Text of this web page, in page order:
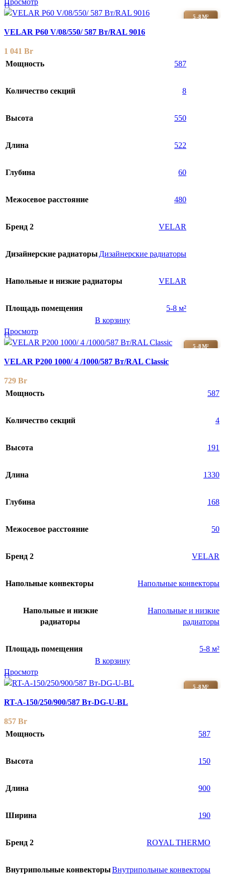
5-8М²
VELAR P60 V/08/550/ 587 Bт/RAL 9016
1 041 Br
Мощность
587
Количество секций 8
Высота 550
Длина 522
Глубина 60
Межосевое расстояние 480
Бренд 2 VELAR
Дизайнерские радиаторы Дизайнерские радиаторы
Напольные и низкие радиаторы VELAR
Площадь помещения
5-8 м²
В корзину
Просмотр
5-8М²
VELAR P200 1000/ 4 /1000/587 Вт/RAL Classic
729 Br
Мощность
587
Количество секций 4
Высота 191
Длина 1330
Глубина 168
Межосевое расстояние 50
Бренд 2 VELAR
Напольные конвекторы Напольные конвекторы
Напольные и низкие
радиаторы
Напольные и низкие
радиаторы
Площадь помещения
5-8 м²
В корзину
Просмотр
5-8М²
RT-A-150/250/900/587 Вт-DG-U-BL
857 Br
Мощность
587
Высота 150
Длина 900
Ширина 190
Бренд 2 ROYAL THERMO
Внутрипольные конвекторыВнутрипольные конвекторы